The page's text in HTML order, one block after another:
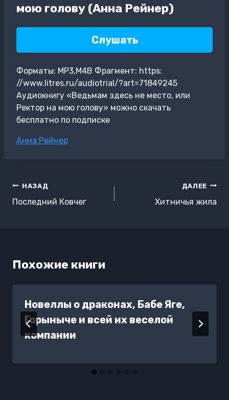
мою голову (Анна Рейнер)
Слушать
Форматы: MP3,M4B Фрагмент: https:
//www.litres.ru/audiotrial/?art=71849245
Аудиокнигу «Ведьмам здесь не место, или
Ректор на мою голову» можно скачать
бесплатно по подписке
Метки
Анна Рейнер
Навигация
по
НАЗАД
Последний Ковчег
ДАЛЕЕ
Хитничья жила
Похожие книги
Новеллы о драконах, Бабе Яге,
Горыныче и всей их веселой
компании